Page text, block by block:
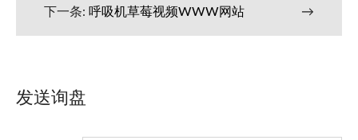
下一条: 呼吸机草莓视频WWW网站 →
发送询盘